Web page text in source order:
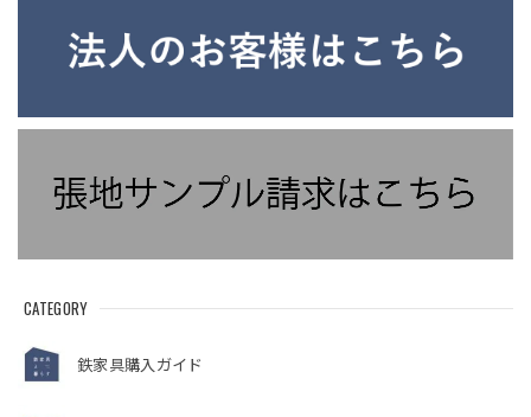
CATEGORY
鉄家具購入ガイド